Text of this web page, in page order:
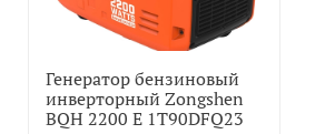
Генератор бензиновый
инверторный Zongshen
BQH 2200 E 1T90DFQ23